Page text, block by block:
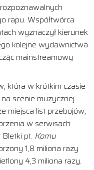
rapu. Współtwórca
wyznaczył kierunek
kolejne wydawnictwa
mainstreamowy
która w krótkim czasie
scenie muzycznej.
miejsca list przebojów,
w serwisach
pt. Komu
1,8 miliona razy
4,3 miliona razy.